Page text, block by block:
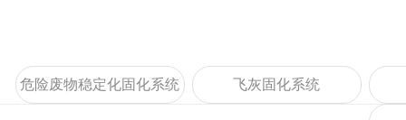
危险废物稳定化固化系统 飞灰固化系统